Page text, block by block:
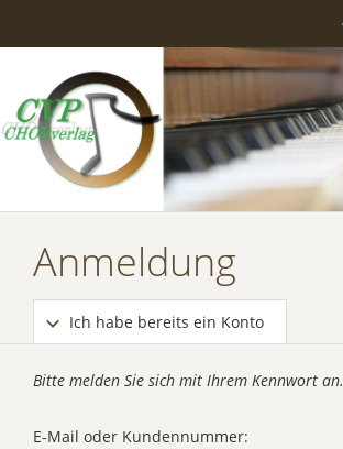
Anmeldung
Ich habe bereits ein Konto
Bitte melden Sie sich mit Ihrem Kennwort an.
E-Mail oder Kundennummer: